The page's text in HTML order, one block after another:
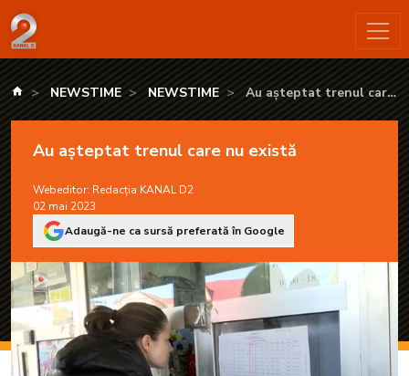
Au așteptat trenul care nu există - KANAL D2
kanald.ro
NEWSTIME NEWSTIME
Au așteptat trenul care
Au așteptat trenul care nu există
Webeditor: Redacția KANAL D2
02 mai 2023
Adaugă-ne ca sursă preferată în Google